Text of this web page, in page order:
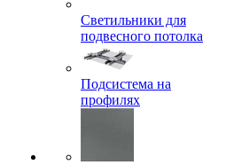
Светильники для
подвесного потолка
Подсистема на
профилях